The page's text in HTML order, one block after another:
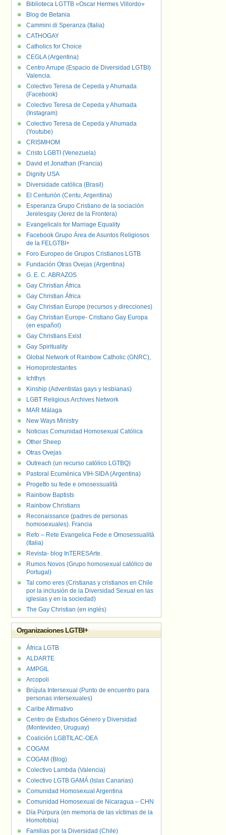
Biblioteca LGTTB «Oscar Hermes Villordo»
Blog de Betania
Cammini di Speranza (Italia)
CATHOGAY
Catholics for Choice
CEGLA (Argentina)
Centro Arrupe (Espacio de Diversidad LGTBI)
Valencia.
Colectivo Teresa de Cepeda y Ahumada
(Facebook)
Colectivo Teresa de Cepeda y Ahumada
(Instagram)
Colectivo Teresa de Cepeda y Ahumada
(Youtube)
CRISMHOM
Cristo LGBTI (Venezuela)
David et Jonathan (Francia)
Dignity USA
Diversidade católica (Brasil)
El Centurión (Centu, Argentina)
Esperanza Grupo Cristiano de la sociación
Jerelesgay (Jerez de la Frontera)
Evangelicals for Marriage Equality
Facebook Grupo Área de Asuntos Religiosos
de la FELGTBI+
Foro Europeo de Grupos Cristianos LGTB
Fundación Otras Ovejas (Argentina)
G. E. C. ABRAZOS
Gay Christian África
Gay Christian África
Gay Christian Europe (recursos y direcciones)
Gay Christian Europe- Cristiano Gay Europa
(en español)
Gay Christians Exist
Gay Spirituality
Global Network of Rainbow Catholic (GNRC),
Homoprotestantes
Ichthys
Kinship (Adventistas gays y lesbianas)
LGBT Religious Archives Network
MAR Málaga
New Ways Ministry
Noticias Comunidad Homosexual Católica
Other Sheep
Otras Ovejas
Outreach (un recurso católico LGTBQ)
Pastoral Ecuménica VIH-SIDA (Argentina)
Progetto su fede e omosessualità
Rainbow Baptists
Rainbow Christians
Reconaissance (padres de personas
homosexuales). Francia
Refo – Rete Evangelica Fede e Omosessualità
(Italia)
Revista- blog InTERESArte.
Rumos Novos (Grupo homosexual católico de
Portugal)
Tal como eres (Cristianas y cristianos en Chile
por la inclusión de la Diversidad Sexual en las
iglesias y en la sociedad)
The Gay Christian (en inglés)
Organizaciones LGTBI+
África LGTB
ALDARTE
AMPGIL
Arcopoli
Brújula Intersexual (Punto de encuentro para
personas intersexuales)
Caribe Afirmativo
Centro de Estudios Género y Diversidad
(Montevideo, Uruguay)
Coalición LGBTILAC-OEA
COGAM
COGAM (Blog)
Colectivo Lambda (Valencia)
Colectivo LGTB GAMÁ (Islas Canarias)
Comunidad Homosexual Argentina
Comunidad Homosexual de Nicaragua – CHN
Día Púrpura (en memoria de las víctimas de la
Homofobia)
Familias por la Diversidad (Chile)